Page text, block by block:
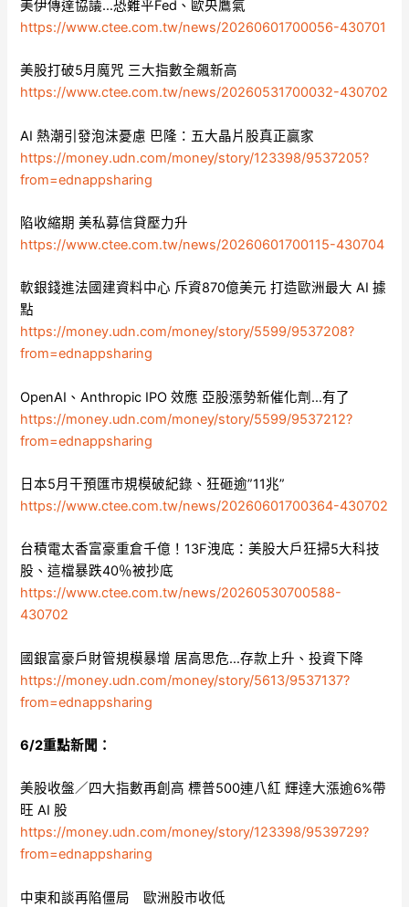
美伊傳達協議…恐難平Fed、歐央鷹氣
https://www.ctee.com.tw/news/20260601700056-430701
美股打破5月魔咒 三大指數全飆新高
https://www.ctee.com.tw/news/20260531700032-430702
AI 熱潮引發泡沫憂慮 巴隆：五大晶片股真正贏家
https://money.udn.com/money/story/123398/9537205?
from=ednappsharing
陷收縮期 美私募信貸壓力升
https://www.ctee.com.tw/news/20260601700115-430704
軟銀錢進法國建資料中心 斥資870億美元 打造歐洲最大 AI 據
點
https://money.udn.com/money/story/5599/9537208?
from=ednappsharing
OpenAI、Anthropic IPO 效應 亞股漲勢新催化劑…有了
https://money.udn.com/money/story/5599/9537212?
from=ednappsharing
日本5月干預匯市規模破紀錄、狂砸逾”11兆”
https://www.ctee.com.tw/news/20260601700364-430702
台積電太香富豪重倉千億！13F洩底：美股大戶狂掃5大科技
股、這檔暴跌40％被抄底
https://www.ctee.com.tw/news/20260530700588-
430702
國銀富豪戶財管規模暴增 居高思危…存款上升、投資下降
https://money.udn.com/money/story/5613/9537137?
from=ednappsharing
6/2重點新聞：
美股收盤／四大指數再創高 標普500連八紅 輝達大漲逾6%帶
旺 AI 股
https://money.udn.com/money/story/123398/9539729?
from=ednappsharing
中東和談再陷僵局 歐洲股市收低